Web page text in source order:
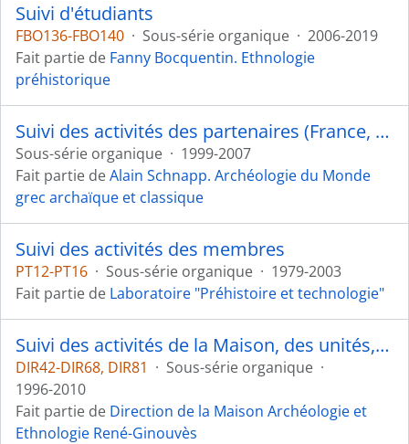
Suivi d'étudiants
FBO136-FBO140 · Sous-série organique · 2006-2019
Fait partie de Fanny Bocquentin. Ethnologie
préhistorique
Suivi des activités des partenaires (France, Espagne, Royaume-Uni, Autriche, Pays-Bas)
Sous-série organique · 1999-2007
Fait partie deAlain Schnapp. Archéologie du Monde
grec archaïque et classique
Suivi des activités des membres
PT12-PT16 · Sous-série organique · 1979-2003
Fait partie de Laboratoire "Préhistoire et technologie"
Suivi des activités de la Maison, des unités, des équipes, des membres
DIR42-DIR68, DIR81 · Sous-série organique ·
1996-2010
Fait partie de Direction de la Maison Archéologie et
Ethnologie René-Ginouvès